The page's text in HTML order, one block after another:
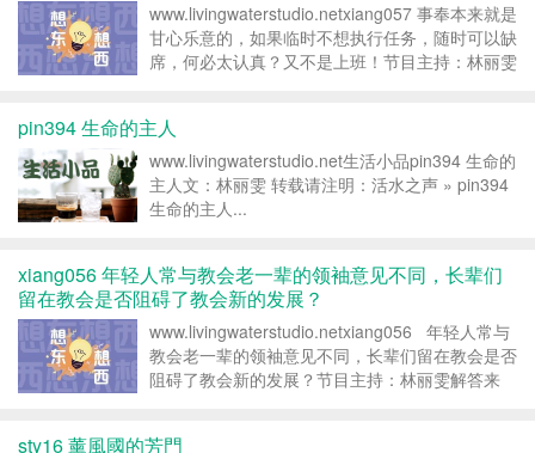
www.livingwaterstudio.netxiang057 事奉本来就是
甘心乐意的，如果临时不想执行任务，随时可以缺
席，何必太认真？又不是上班！节目主持：林丽雯
pin394 生命的主人
www.livingwaterstudio.net生活小品pin394 生命的
主人文：林丽雯 转载请注明：活水之声 » pin394
生命的主人...
xiang056 年轻人常与教会老一辈的领袖意见不同，长辈们
留在教会是否阻碍了教会新的发展？
www.livingwaterstudio.netxiang056 年轻人常与
教会老一辈的领袖意见不同，长辈们留在教会是否
阻碍了教会新的发展？节目主持：林丽雯解答来
sty16 薰風國的芳門